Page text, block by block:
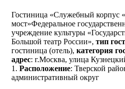
Гостиница «Служебный корпус
мост»Федеральное
учреждение культуры
Большой театр России», тип
гостиница (отель), категория
адрес: г.Москва, улица
1. Расположение: Тверской
административный округ